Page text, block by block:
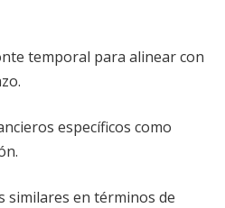
temporal para alinear con
específicos como
similares en términos de